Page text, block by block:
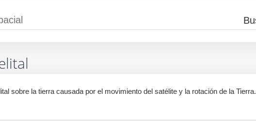
sobre la tierra causada por el movimiento del satélite y la rotación de la Tierra.